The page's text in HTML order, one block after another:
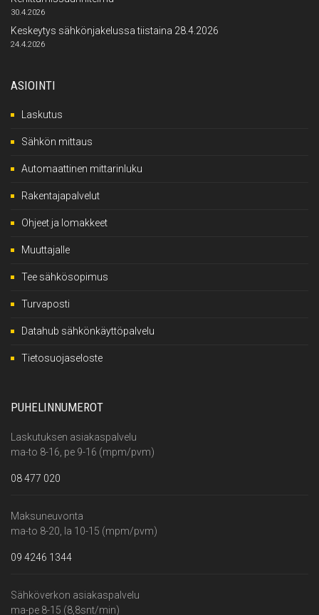
30.4.2026
Keskeytys sähkönjakelussa tiistaina 28.4.2026
24.4.2026
ASIOINTI
Laskutus
Sähkön mittaus
Automaattinen mittarinluku
Rakentajapalvelut
Ohjeet ja lomakkeet
Muuttajalle
Tee sähkösopimus
Turvaposti
Datahub sähkönkäyttöpalvelu
Tietosuojaseloste
PUHELINNUMEROT
Laskutuksen asiakaspalvelu
ma-to 8-16, pe 9-16 (mpm/pvm)
08 477 020
Maksuneuvonta
ma-to 8-20, la 10-15 (mpm/pvm)
09 4246 1344
Sähköverkon asiakaspalvelu
ma-pe 8-15 (8,8snt/min)